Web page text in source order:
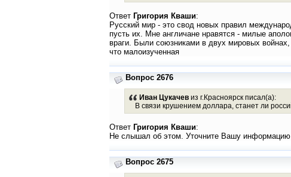
Ответ Григория Кваши:
Русский мир - это свод новых правил
пусть их. Мне англичане нравятся - милые
враги. Были союзниками в двух мировых
что малоизученная
Вопрос 2676
Иван Цукачевиз г.Красноярск писал(а):
В связи крушением доллара, станет ли
Ответ Григория Кваши:
Не слышал об этом. Уточните Вашу информацию
Вопрос 2675